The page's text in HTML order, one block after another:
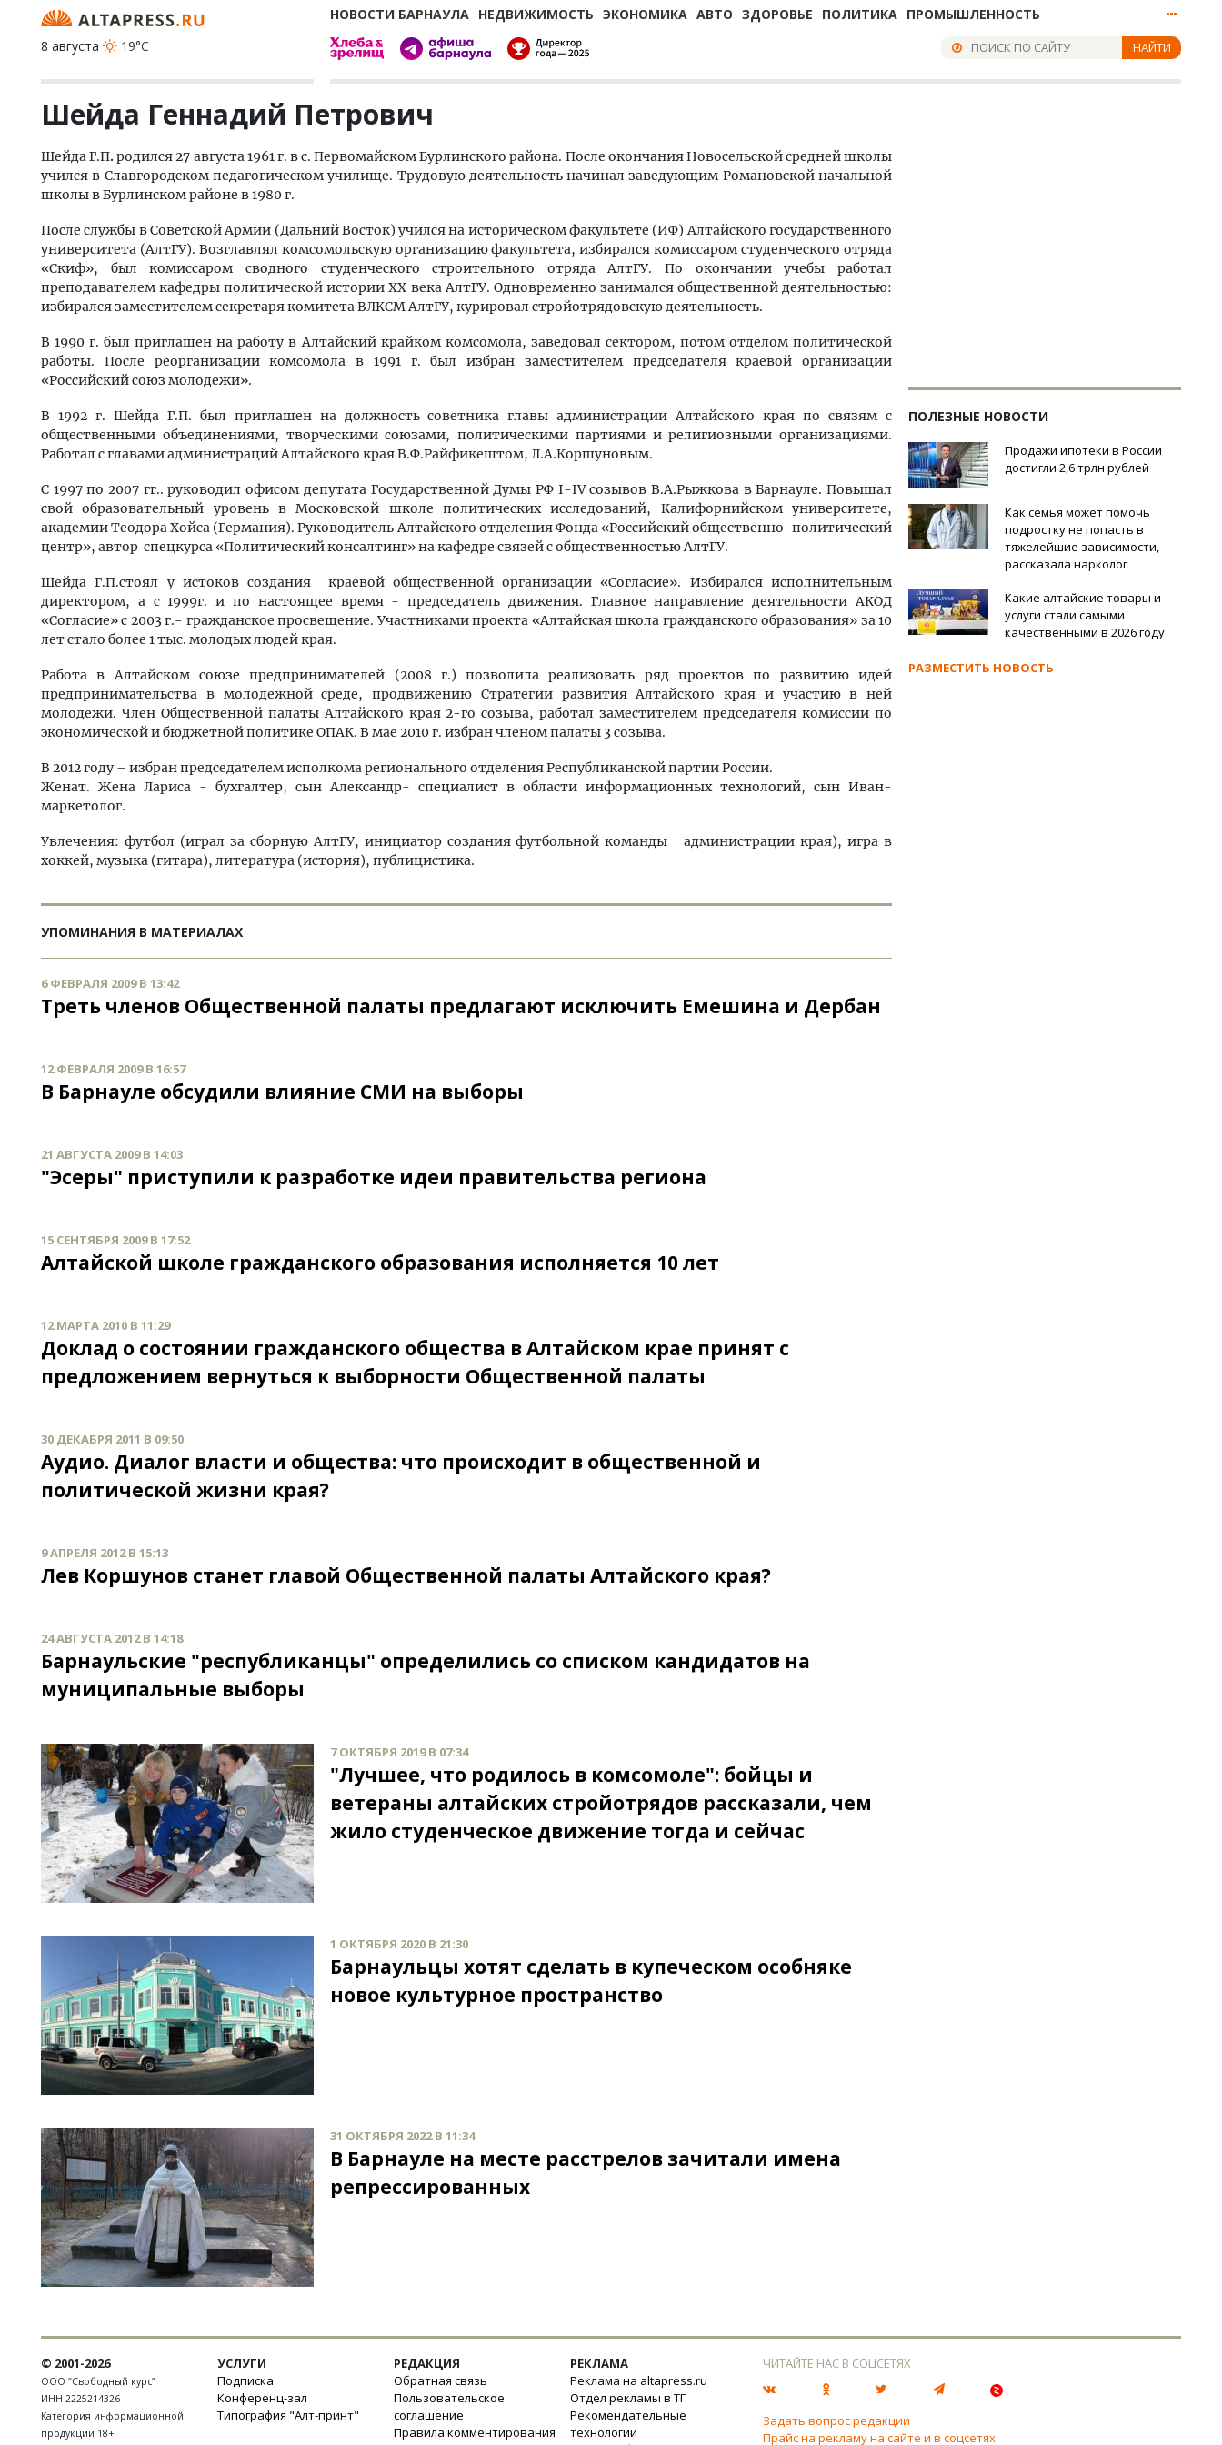
НОВОСТИ БАРНАУЛА НЕДВИЖИМОСТЬ ЭКОНОМИКА АВТО ЗДОРОВЬЕ ПОЛИТИКА ПРОМЫШЛЕННОСТЬ
8 августа
19°C НАЙТИ
Шейда Геннадий Петрович
Шейда Г.П.родился 27 августа 1961 г. в с. Первомайском Бурлинского района. После окончания Новосельской средней школы
учился в Славгородском педагогическом училище. Трудовую деятельность начинал заведующим Романовской начальной
школы в Бурлинском районе в 1980 г.
После службы в Советской Армии (Дальний Восток) учился на историческом факультете (ИФ) Алтайского государственного
университета (АлтГУ). Возглавлял комсомольскую организацию факультета, избирался комиссаром студенческого отряда
«Скиф», был комиссаром сводного студенческого строительного отряда АлтГУ. По окончании учебы работал
преподавателем кафедры политической истории XX века АлтГУ. Одновременно занимался общественной деятельностью:
избирался заместителем секретаря комитета ВЛКСМ АлтГУ, курировал стройотрядовскую деятельность.
В 1990 г. был приглашен на работу в Алтайский крайком комсомола, заведовал сектором, потом отделом политической
работы. После реорганизации комсомола в 1991 г. был избран заместителем председателя краевой организации
«Российский союз молодежи».
В 1992 г. Шейда Г.П. был приглашен на должность советника главы администрации Алтайского края по связям с
общественными объединениями, творческими союзами, политическими партиями и религиозными организациями.
Работал с главами администраций Алтайского края В.Ф.Райфикештом, Л.А.Коршуновым.
С 1997 по 2007 гг.. руководил офисом депутата Государственной Думы РФ I-IV созывов В.А.Рыжкова в Барнауле. Повышал
свой образовательный уровень в Московской школе политических исследований, Калифорнийском университете,
академии Теодора Хойса (Германия). Руководитель Алтайского отделения Фонда «Российский общественно-политический
центр», автор спецкурса «Политический консалтинг» на кафедре связей с общественностью АлтГУ.
Шейда Г.П.стоял у истоков создания краевой общественной организации «Согласие». Избирался исполнительным
директором, а с 1999г. и по настоящее время - председатель движения. Главное направление деятельности АКОД
«Согласие» с 2003 г.- гражданское просвещение. Участниками проекта «Алтайская школа гражданского образования» за 10
лет стало более 1 тыс. молодых людей края.
Работа в Алтайском союзе предпринимателей (2008 г.) позволила реализовать ряд проектов по развитию идей
предпринимательства в молодежной среде, продвижению Стратегии развития Алтайского края и участию в ней
молодежи. Член Общественной палаты Алтайского края 2-го созыва, работал заместителем председателя комиссии по
экономической и бюджетной политике ОПАК. В мае 2010 г. избран членом палаты 3 созыва.
В 2012 году – избран председателем исполкома регионального отделения Республиканской партии России.
Женат. Жена Лариса - бухгалтер, сын Александр- специалист в области информационных технологий, сын Иван-
маркетолог.
Увлечения: футбол (играл за сборную АлтГУ, инициатор создания футбольной команды администрации края), игра в
хоккей, музыка (гитара), литература (история), публицистика.
УПОМИНАНИЯ В МАТЕРИАЛАХ
6 ФЕВРАЛЯ 2009 В 13:42
Треть членов Общественной палаты предлагают исключить Емешина и Дербан
12 ФЕВРАЛЯ 2009 В 16:57
В Барнауле обсудили влияние СМИ на выборы
21 АВГУСТА 2009 В 14:03
"Эсеры" приступили к разработке идеи правительства региона
15 СЕНТЯБРЯ 2009 В 17:52
Алтайской школе гражданского образования исполняется 10 лет
12 МАРТА 2010 В 11:29
Доклад о состоянии гражданского общества в Алтайском крае принят с
предложением вернуться к выборности Общественной палаты
30 ДЕКАБРЯ 2011 В 09:50
Аудио. Диалог власти и общества: что происходит в общественной и
политической жизни края?
9 АПРЕЛЯ 2012 В 15:13
Лев Коршунов станет главой Общественной палаты Алтайского края?
24 АВГУСТА 2012 В 14:18
Барнаульские "республиканцы" определились со списком кандидатов на
муниципальные выборы
7 ОКТЯБРЯ 2019 В 07:34
"Лучшее, что родилось в комсомоле": бойцы и
ветераны алтайских стройотрядов рассказали, чем
жило студенческое движение тогда и сейчас
1 ОКТЯБРЯ 2020 В 21:30
Барнаульцы хотят сделать в купеческом особняке
новое культурное пространство
31 ОКТЯБРЯ 2022 В 11:34
В Барнауле на месте расстрелов зачитали имена
репрессированных
ПОЛЕЗНЫЕ НОВОСТИ
Продажи ипотеки в России
достигли 2,6 трлн рублей
Как семья может помочь
подростку не попасть в
тяжелейшие зависимости,
рассказала нарколог
Какие алтайские товары и
услуги стали самыми
качественными в 2026 году
РАЗМЕСТИТЬ НОВОСТЬ
© 2001-2026
ООО “Свободный курс”
ИНН 2225214326
Категория информационной
продукции 18+
УСЛУГИ
Подписка
Конференц-зал
Типография "Алт-принт"
РЕДАКЦИЯ
Обратная связь
Пользовательское
соглашение
Правила комментирования
РЕКЛАМА
Реклама на altapress.ru
Отдел рекламы в ТГ
Рекомендательные
технологии
ЧИТАЙТЕ НАС В СОЦСЕТЯХ
Задать вопрос редакции
Прайс на рекламу на сайте и в соцсетях